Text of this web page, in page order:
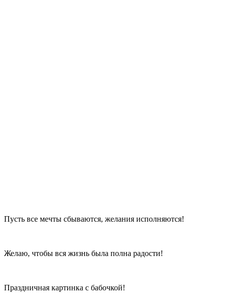
Пусть все мечты сбываются, желания исполняются!
Желаю, чтобы вся жизнь была полна радости!
Праздничная картинка с бабочкой!